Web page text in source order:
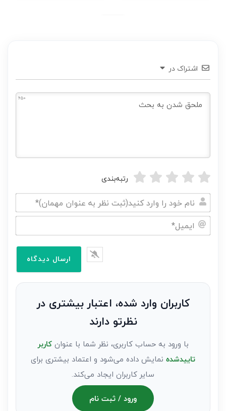
اشتراک در
650
رتبه‌بندی
نام
خود
نظر
کاربران وارد شده، اعتبار بیشتری در
نظرتو دارند
با ورود به حساب کاربری، نظر شما با عنوانکاربر
تاییدشده نمایش داده می‌شود و اعتماد بیشتری برای
سایر کاربران ایجاد می‌کند.
ورود / ثبت نام